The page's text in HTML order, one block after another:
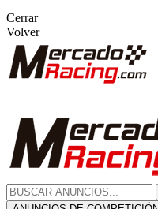
Cerrar
Volver
ANUNCIOS DE COMPETICIÓN